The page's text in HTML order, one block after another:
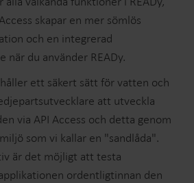
skapar en mer sömlös
och en integrerad
när du använder READy.
ett säkert sätt för vatten och
att utveckla
via API Access och detta genom
som vi kallar en "sandlåda".
är det möjligt att testa
ordentligtinnan den